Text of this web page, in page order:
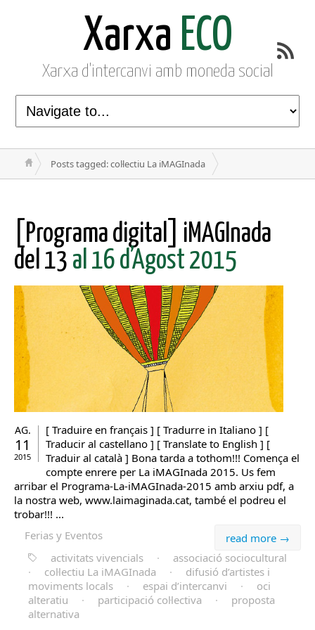
Xarxa ECO
Xarxa d'intercanvi amb moneda social
Posts tagged: col·lectiu La iMAGInada
[Programa digital] iMAGInada
del 13 al 16 d’Agost 2015
AG.
11
2015
[ Traduire en français ] [ Tradurre in Italiano ] [
Traducir al castellano ] [ Translate to English ] [
Traduir al català ] Bona tarda a tothom!!! Comença el
compte enrere per La iMAGInada 2015. Us fem
arribar el Programa-La-iMAGInada-2015 amb arxiu pdf, a
la nostra web, www.laimaginada.cat, també el podreu el
trobar!!! ...
read more →
Ferias y Eventos
activitats vivencials
·
associació sociocultural
·
col·lectiu La iMAGInada ·
difusió d’artistes i
moviments locals
· espai d’intercanvi ·
oci
alteratiu
· participació col·lectiva ·
proposta
alternativa